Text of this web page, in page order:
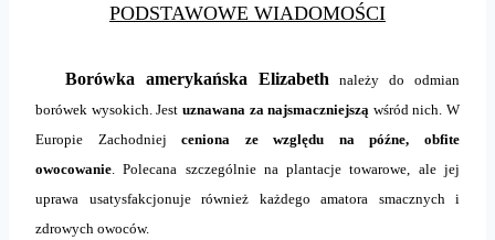
PODSTAWOWE WIADOMOŚCI
Borówka amerykańska Elizabeth należy do odmian
borówek wysokich. Jest uznawana za najsmaczniejszą wśród nich. W
Europie Zachodniejceniona ze względu na późne, obfite
owocowanie . Polecana szczególnie na plantacje towarowe, ale jej
uprawa usatysfakcjonuje również każdego amatora smacznych i
zdrowych owoców.